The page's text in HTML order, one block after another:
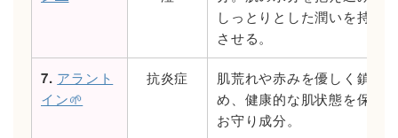
しっとりとした潤いを持続
させる。
7. アラント
イン🌱
抗炎症
肌荒れや赤みを優しく鎮
め、健康的な肌状態を保つ
お守り成分。